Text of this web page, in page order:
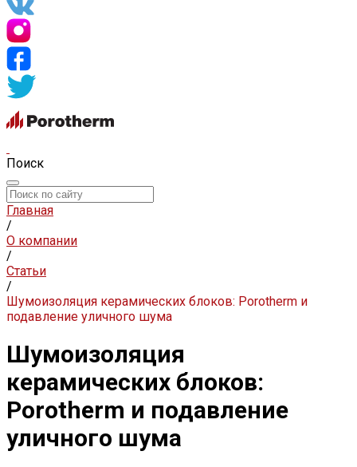
Поиск
Главная
/
О компании
/
Статьи
/
Шумоизоляция керамических блоков: Porotherm и
подавление уличного шума
Шумоизоляция
керамических блоков:
Porotherm и подавление
уличного шума